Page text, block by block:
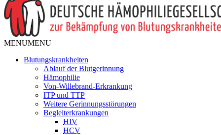
MENUMENU
Blutungskrankheiten
Ablauf der Blutgerinnung
Hämophilie
Von-Willebrand-Erkrankung
ITP und TTP
Weitere Gerinnungsstörungen
Begleiterkrankungen
HIV
HCV